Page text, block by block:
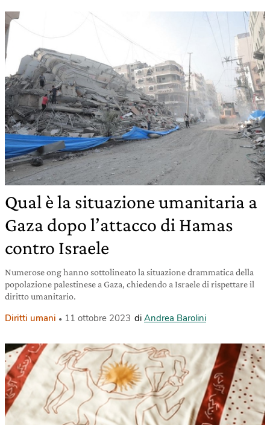
Qual è la situazione umanitaria a
Gaza dopo l’attacco di Hamas
contro Israele
Numerose ong hanno sottolineato la situazione drammatica della
popolazione palestinese a Gaza, chiedendo a Israele di rispettare il
diritto umanitario.
Diritti umani 11 ottobre 2023 di Andrea Barolini